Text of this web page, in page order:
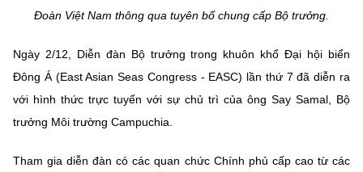
Tin địa phương
Bưu chính, Viễn thông
Sở hữu trí tuệ
Tiêu chuẩn, đo lường, chất lượng
Ảnh
Đoàn Việt Nam thông qua tuyên bố chung cấp Bộ trưởng.
Ngày 2/12, Diễn đàn Bộ trưởng trong khuôn khổ Đại hội biển
Đông Á (East Asian Seas Congress - EASC) lần thứ 7 đã diễn ra
với hình thức trực tuyến với sự chủ trì của ông Say Samal, Bộ
trưởng Môi trường Campuchia.
Tham gia diễn đàn có các quan chức Chính phủ cấp cao từ các